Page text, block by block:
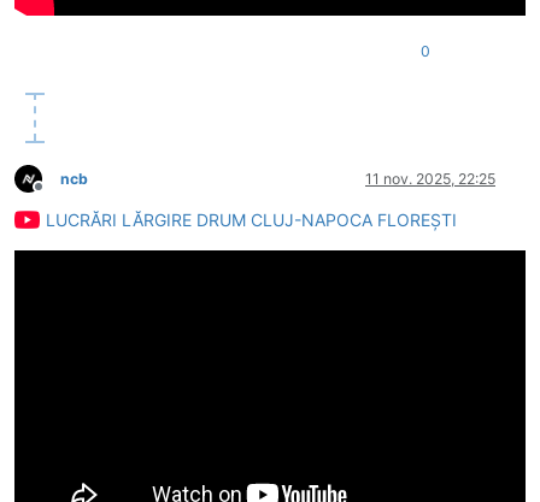
0
Deconectat
ncb 11 nov. 2025, 22:25
LUCRĂRI LĂRGIRE DRUM CLUJ-NAPOCA FLOREȘTI